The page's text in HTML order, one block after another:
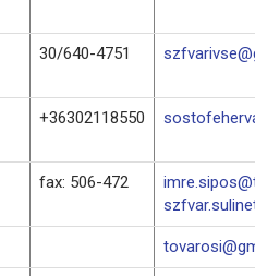
30/640-4751
+36302118550
fax: 506-472